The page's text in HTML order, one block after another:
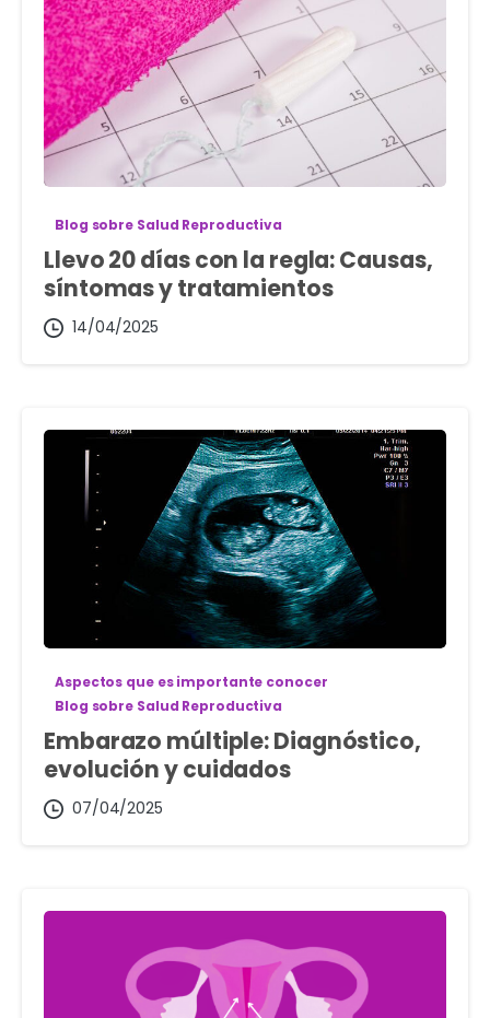
Blog sobre Salud Reproductiva
Llevo 20 días con la regla: Causas,
síntomas y tratamientos
14/04/2025
Aspectos que es importante conocer
Blog sobre Salud Reproductiva
Embarazo múltiple: Diagnóstico,
evolución y cuidados
07/04/2025